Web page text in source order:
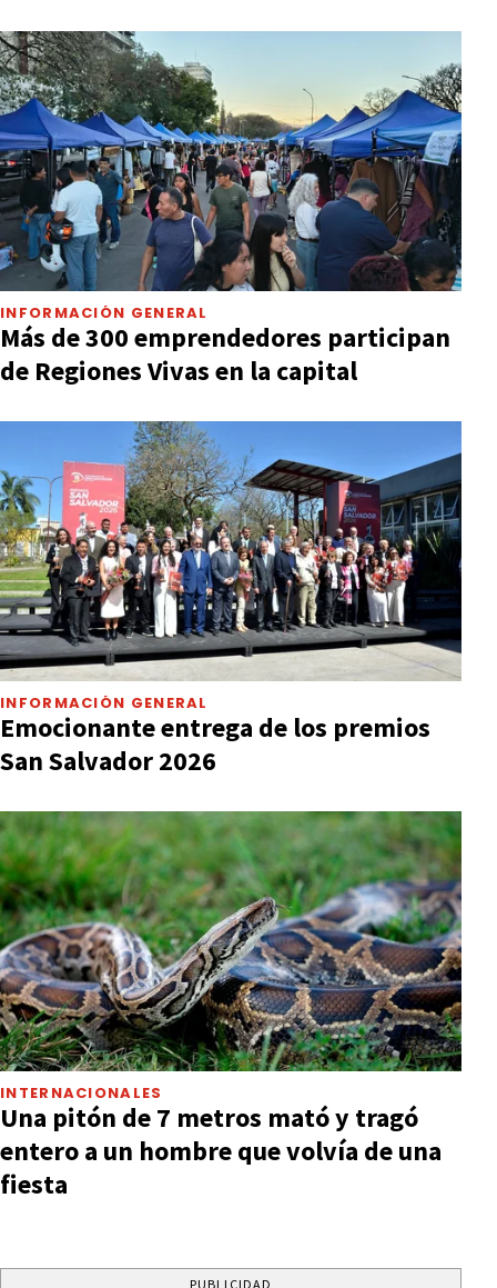
INFORMACIÓN GENERAL
Más de 300 emprendedores participan
de Regiones Vivas en la capital
INFORMACIÓN GENERAL
Emocionante entrega de los premios
San Salvador 2026
INTERNACIONALES
Una pitón de 7 metros mató y tragó
entero a un hombre que volvía de una
fiesta
PUBLICIDAD